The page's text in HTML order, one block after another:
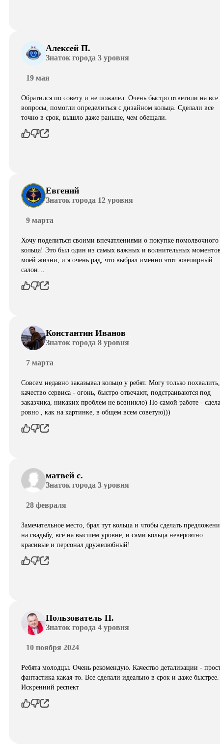
Алексей П.
Знаток города 3 уровня
19 мая
Обратился по совету и не пожалел. Очень быстро ответили на все
вопросы, помогли определиться с дизайном кольца. Сделали все
точно в срок, вышло даже раньше, чем обещали.
Евгений
Знаток города 12 уровня
9 марта
Хочу поделиться своими впечатлениями о покупке помолвочного
кольца! Это был один из самых важных и волнительных
моей жизни, и я очень рад, что выбрал именно этот ювелирный
салон…
Константин Иванов
Знаток города 8 уровня
7 марта
Совсем недавно заказывал кольцо у ребят. Могу только похвалить,
качество сервиса - огонь, быстро отвечают, подстраиваются под
заказчика, никаких проблем не возникло) По самой работе -
ровно , как на картинке, в общем всем советую)))
матвей с.
Знаток города 3 уровня
28 февраля
Замечательное место, брал тут кольца и чтобы сделать
на свадьбу, всё на высшем уровне, и сами кольца невероятно
красивые и персонал дружелюбный!
Пользователь П.
Знаток города 4 уровня
10 ноября 2024
Ребята молодцы. Очень рекомендую. Качество детализации -
фантастика какая-то. Все сделали идеально в срок и даже быстрее.
Искренний респект